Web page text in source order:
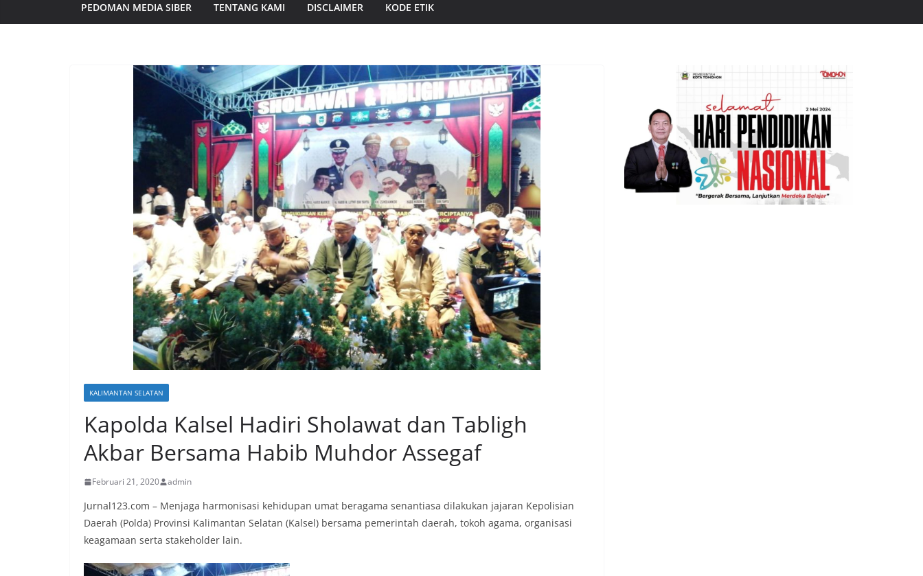
PEDOMAN MEDIA SIBER TENTANG KAMI DISCLAIMER KODE ETIK
KALIMANTAN SELATAN
Kapolda Kalsel Hadiri Sholawat dan Tabligh
Akbar Bersama Habib Muhdor Assegaf
Februari 21, 2020 admin
Jurnal123.com – Menjaga harmonisasi kehidupan umat beragama senantiasa dilakukan jajaran Kepolisian
Daerah (Polda) Provinsi Kalimantan Selatan (Kalsel) bersama pemerintah daerah, tokoh agama, organisasi
keagamaan serta stakeholder lain.